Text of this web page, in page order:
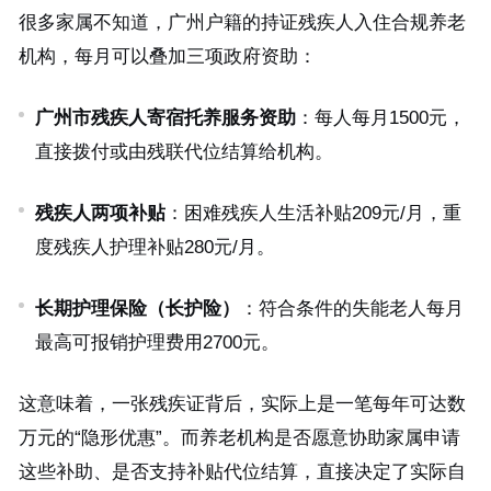
很多家属不知道，广州户籍的持证残疾人入住合规养老
机构，每月可以叠加三项政府资助：
广州市残疾人寄宿托养服务资助：每人每月1500元，
直接拨付或由残联代位结算给机构。
残疾人两项补贴：困难残疾人生活补贴209元/月，重
度残疾人护理补贴280元/月。
长期护理保险（长护险）
：符合条件的失能老人每月
最高可报销护理费用2700元。
这意味着，一张残疾证背后，实际上是一笔每年可达数
万元的“隐形优惠”。而养老机构是否愿意协助家属申请
这些补助、是否支持补贴代位结算，直接决定了实际自